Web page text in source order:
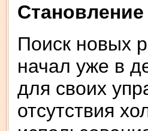
Поиск новых
начал уже в
для своих
отсутствия